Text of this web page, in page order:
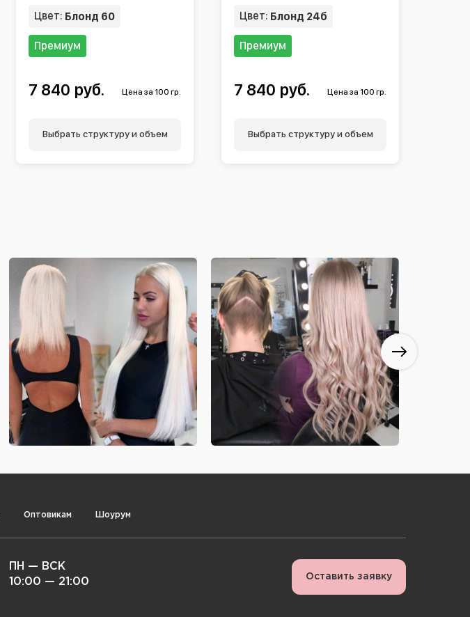
Цвет: Блонд 60
Премиум
7 840 руб. Цена за 100 гр.
Выбрать структуру и объем
Цвет: Блонд 24б
Премиум
7 840 руб. Цена за 100 гр.
Выбрать структуру и объем
Оптовикам Шоурум
ПН — ВСК
10:00 — 21:00
Оставить заявку